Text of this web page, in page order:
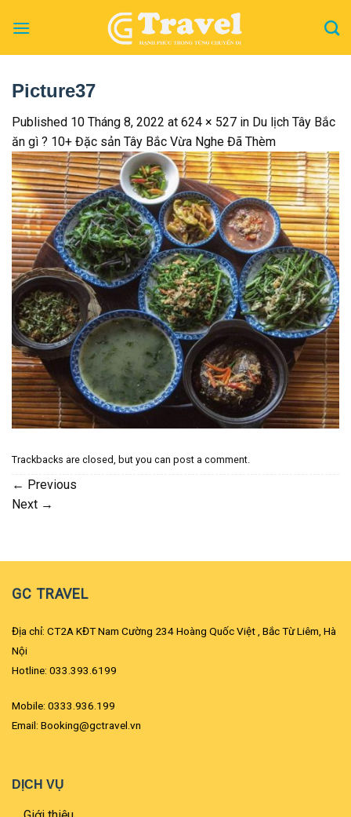
Picture37
Published 10 Tháng 8, 2022 at 624 × 527 in Du lịch Tây Bắc
ăn gì ? 10+ Đặc sản Tây Bắc Vừa Nghe Đã Thèm
Trackbacks are closed, but you can post a comment.
← Previous
Next →
GC TRAVEL
Địa chỉ: CT2A KĐT Nam Cường 234 Hoàng Quốc Việt , Bắc Từ Liêm, Hà
Nội
Hotline: 033.393.6199
Mobile: 0333.936.199
Email: Booking@gctravel.vn
DỊCH VỤ